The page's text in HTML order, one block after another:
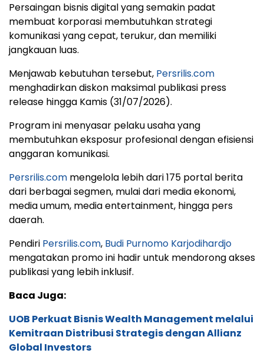
Persaingan bisnis digital yang semakin padat
membuat korporasi membutuhkan strategi
komunikasi yang cepat, terukur, dan memiliki
jangkauan luas.
Menjawab kebutuhan tersebut, Persrilis.com
menghadirkan diskon maksimal publikasi press
release hingga Kamis (31/07/2026).
Program ini menyasar pelaku usaha yang
membutuhkan eksposur profesional dengan efisiensi
anggaran komunikasi.
Persrilis.com mengelola lebih dari 175 portal berita
dari berbagai segmen, mulai dari media ekonomi,
media umum, media entertainment, hingga pers
daerah.
Pendiri Persrilis.com, Budi Purnomo Karjodihardjo
mengatakan promo ini hadir untuk mendorong akses
publikasi yang lebih inklusif.
Baca Juga:
UOB Perkuat Bisnis Wealth Management melalui
Kemitraan Distribusi Strategis dengan Allianz
Global Investors